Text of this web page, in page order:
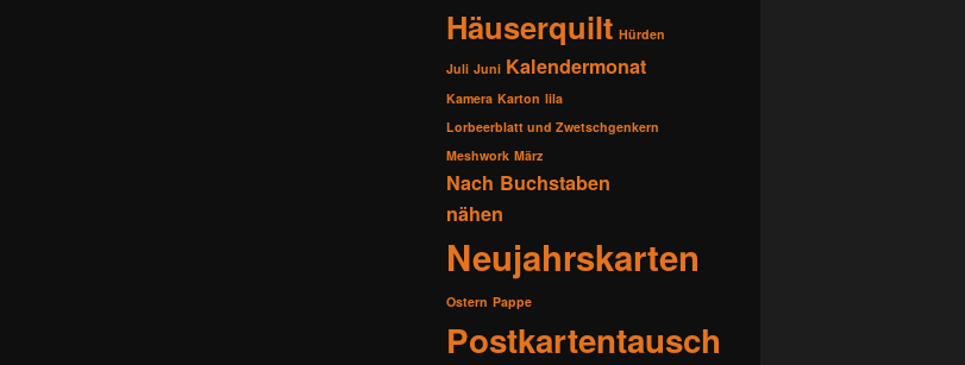
Häuserquilt Hürden
Juli Juni Kalendermonat
Kamera Karton lila
Lorbeerblatt und Zwetschgenkern
Meshwork März
Nach Buchstaben
nähen
Neujahrskarten
Ostern Pappe
Postkartentausch